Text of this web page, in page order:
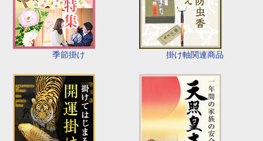
季節掛け 掛け軸関連商品